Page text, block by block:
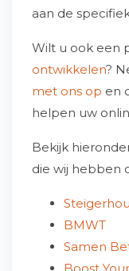
aan de
Wilt u ook een
ontwikkelen?
met ons op en
helpen uw
Bekijk
die wij hebben
BMWT
Samen